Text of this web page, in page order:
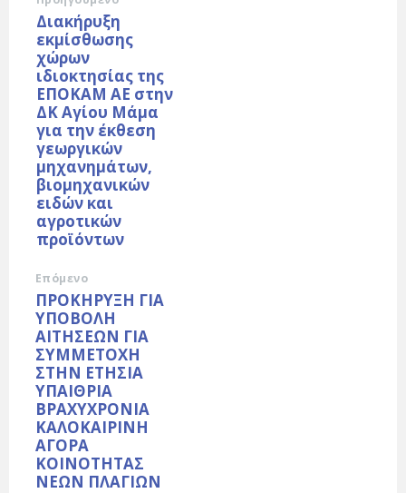
Διακήρυξη
εκμίσθωσης
χώρων
ιδιοκτησίας της
ΕΠΟΚΑΜ ΑΕ στην
ΔΚ Αγίου Μάμα
για την έκθεση
γεωργικών
μηχανημάτων,
βιομηχανικών
ειδών και
αγροτικών
προϊόντων
Επόμενο
ΠΡΟΚΗΡΥΞΗ ΓΙΑ
ΥΠΟΒΟΛΗ
ΑΙΤΗΣΕΩΝ ΓΙΑ
ΣΥΜΜΕΤΟΧΗ
ΣΤΗΝ ΕΤΗΣΙΑ
ΥΠΑΙΘΡΙΑ
ΒΡΑΧΥΧΡΟΝΙΑ
ΚΑΛΟΚΑΙΡΙΝΗ
ΑΓΟΡΑ
ΚΟΙΝΟΤΗΤΑΣ
ΝΕΩΝ ΠΛΑΓΙΩΝ